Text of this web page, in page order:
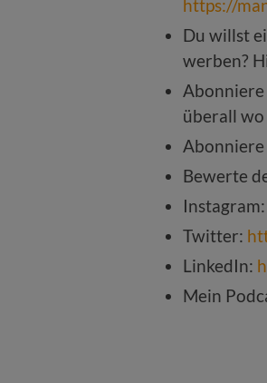
https://
Du willst
werben?
Abonniere
überall wo
Abonniere
Bewerte
Instagram:
Twitter:
LinkedIn:
Mein